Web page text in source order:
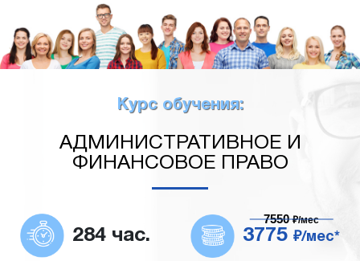
Курс обучения:
АДМИНИСТРАТИВНОЕ И
ФИНАНСОВОЕ ПРАВО
284 час. 3775 ₽/мес*
7550₽/мес